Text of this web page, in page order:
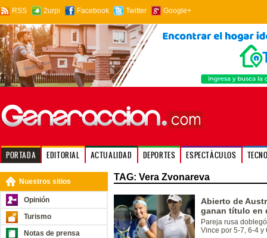
RSS 2urpi Facebook Twitter Google+
PORTADA EDITORIAL ACTUALIDAD DEPORTES ESPECTÁCULOS
Nuestros sitios
Opinión
Turismo
Notas de prensa
TAG: Vera Zvonareva
Abierto de
ganan título en
Pareja rusa
Vince por 5-7, 6-4 y